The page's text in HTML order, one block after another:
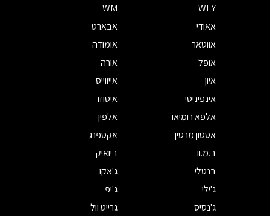
WEY
WM
אאודי
אבארט
אווטאר
אומודה
אופל
אורה
איון
אייווייס
אינפיניטי
איסוזו
אלפא רומיאו
אלפין
אסטון מרטין
אקספנג
ב.מ.וו
ביואיק
בנטלי
ג'אקו
ג'ילי
ג'יפ
ג'נסיס
גרייט וול